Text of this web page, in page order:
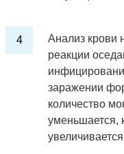
Анализ крови
реакции
заражении
количество
уменьшается,